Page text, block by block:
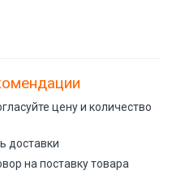
цену и количество
доставки
на поставку товара